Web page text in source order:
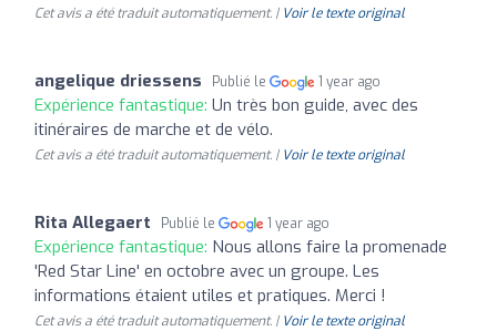
Cet avis a été traduit automatiquement. | Voir le texte original
angelique driessens Publié le 1 year ago
Expérience fantastique: Un très bon guide, avec des
itinéraires de marche et de vélo.
Cet avis a été traduit automatiquement. | Voir le texte original
Rita Allegaert Publié le 1 year ago
Expérience fantastique: Nous allons faire la promenade
'Red Star Line' en octobre avec un groupe. Les
informations étaient utiles et pratiques. Merci !
Cet avis a été traduit automatiquement. | Voir le texte original